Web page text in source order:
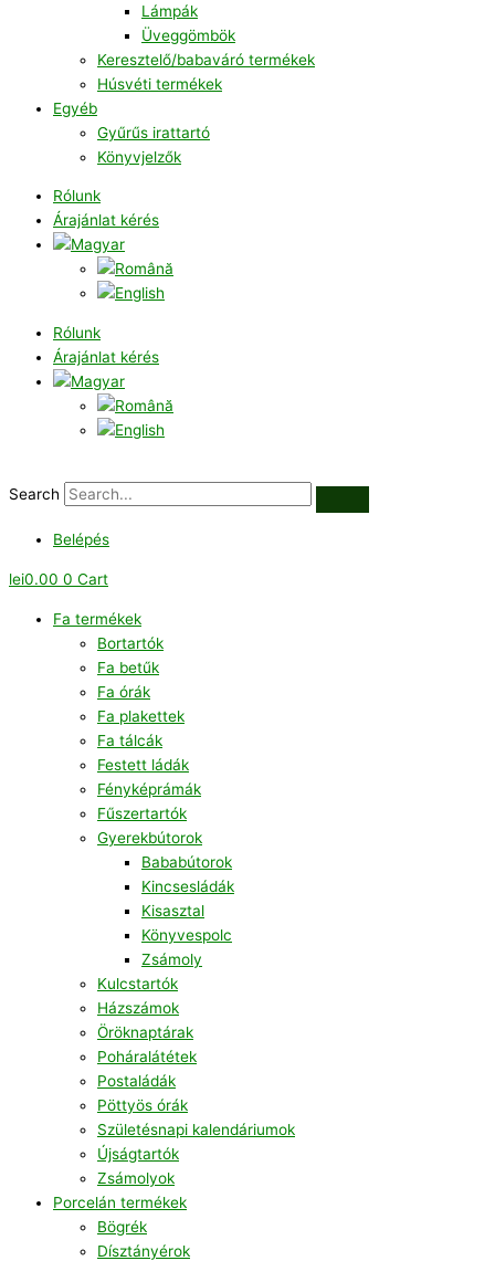
Lámpák
Üveggömbök
Keresztelő/babaváró termékek
Húsvéti termékek
Egyéb
Gyűrűs irattartó
Könyvjelzők
Rólunk
Árajánlat kérés
Rólunk
Árajánlat kérés
Search
Belépés
lei0.00 0 Cart
Fa termékek
Bortartók
Fa betűk
Fa órák
Fa plakettek
Fa tálcák
Festett ládák
Fényképrámák
Fűszertartók
Gyerekbútorok
Bababútorok
Kincsesládák
Kisasztal
Könyvespolc
Zsámoly
Kulcstartók
Házszámok
Öröknaptárak
Poháralátétek
Postaládák
Pöttyös órák
Születésnapi kalendáriumok
Újságtartók
Zsámolyok
Porcelán termékek
Bögrék
Dísztányérok